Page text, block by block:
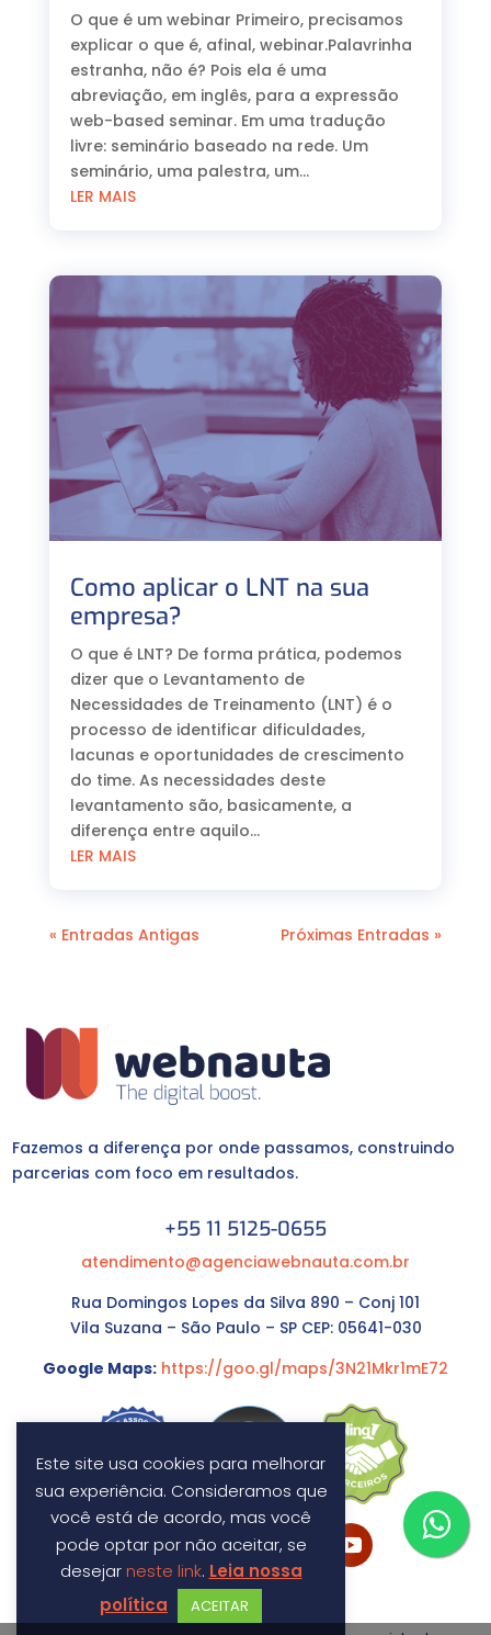
O que é um webinar Primeiro, precisamos
explicar o que é, afinal, webinar.Palavrinha
estranha, não é? Pois ela é uma
abreviação, em inglês, para a expressão
web-based seminar. Em uma tradução
livre: seminário baseado na rede. Um
seminário, uma palestra, um...
LER MAIS
Como aplicar o LNT na sua
empresa?
O que é LNT? De forma prática, podemos
dizer que o Levantamento de
Necessidades de Treinamento (LNT) é o
processo de identificar dificuldades,
lacunas e oportunidades de crescimento
do time. As necessidades deste
levantamento são, basicamente, a
diferença entre aquilo...
LER MAIS
« Entradas Antigas Próximas Entradas »
Fazemos a diferença por onde passamos, construindo
parcerias com foco em resultados.
+55 11 5125-0655
atendimento@agenciawebnauta.com.br
Rua Domingos Lopes da Silva 890 – Conj 101
Vila Suzana – São Paulo – SP CEP: 05641-030
Google Maps: https://goo.gl/maps/3N21Mkr1mE72
Este site usa cookies para melhorar
sua experiência. Consideramos que
você está de acordo, mas você
pode optar por não aceitar, se
desejarneste link. Leia nossa
política
ACEITAR